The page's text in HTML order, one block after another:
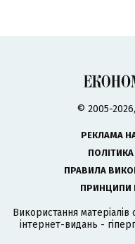
© 2005-
РЕКЛАМА
ПРАВИЛА
ПРИНЦИПИ
Використання
інтернет-видань -